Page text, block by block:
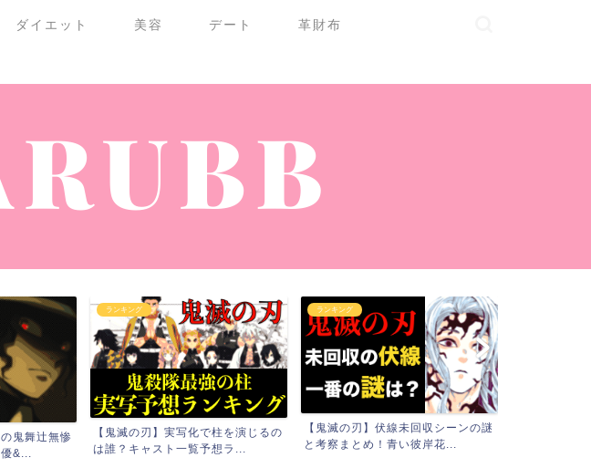
ダイエット 美容 デート 革財布
鬼舞辻無惨
&...
ランキング
【鬼滅の刃】実写化で柱を演じるの
は誰？キャスト一覧予想ラ...
ランキング
【鬼滅の刃】伏線未回収シーンの謎
と考察まとめ！青い彼岸花...